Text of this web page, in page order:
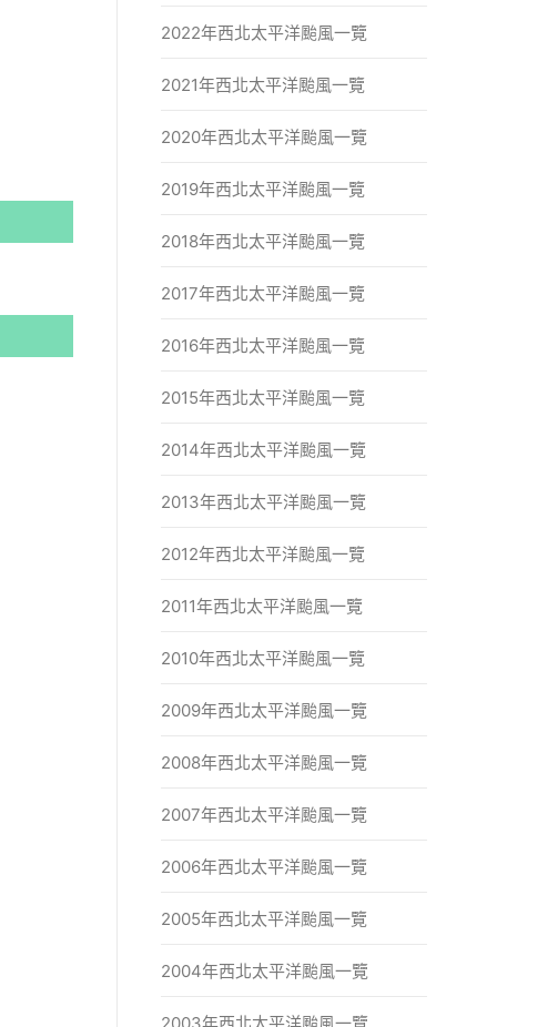
2022年西北太平洋颱風一覽
2021年西北太平洋颱風一覽
2020年西北太平洋颱風一覽
2019年西北太平洋颱風一覽
2018年西北太平洋颱風一覽
2017年西北太平洋颱風一覽
2016年西北太平洋颱風一覽
2015年西北太平洋颱風一覽
2014年西北太平洋颱風一覽
2013年西北太平洋颱風一覽
2012年西北太平洋颱風一覽
2011年西北太平洋颱風一覽
2010年西北太平洋颱風一覽
2009年西北太平洋颱風一覽
2008年西北太平洋颱風一覽
2007年西北太平洋颱風一覽
2006年西北太平洋颱風一覽
2005年西北太平洋颱風一覽
2004年西北太平洋颱風一覽